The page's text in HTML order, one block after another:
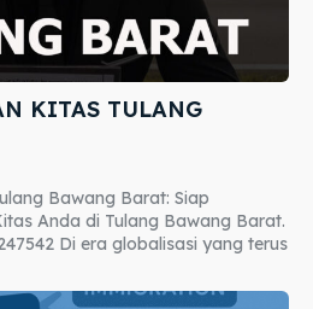
KITAS TULANG
Bawang Barat: Siap
Anda di Tulang Bawang Barat.
Di era globalisasi yang terus